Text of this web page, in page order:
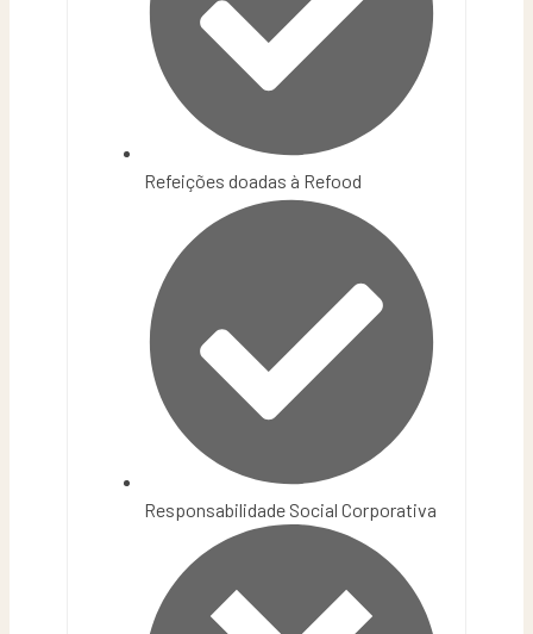
Refeições doadas à Refood
Responsabilidade Social Corporativa